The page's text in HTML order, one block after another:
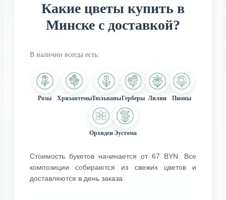
Какие цветы купить в
Минске с доставкой?
В наличии всегда есть:
Розы ХризантемыТюльпаныГерберы Лилии Пионы
ОрхидеиЭустома
Стоимость букетов начинается от 67 BYN. Все
композиции собираются из свежих цветов и
доставляются в день заказа.